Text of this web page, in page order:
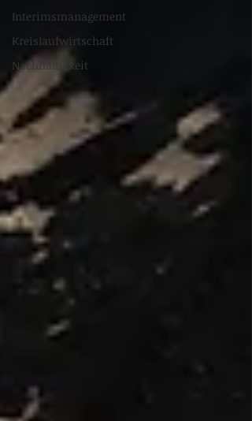
Interimsmanagement
Kreislaufwirtschaft
Nachhaltigkeit